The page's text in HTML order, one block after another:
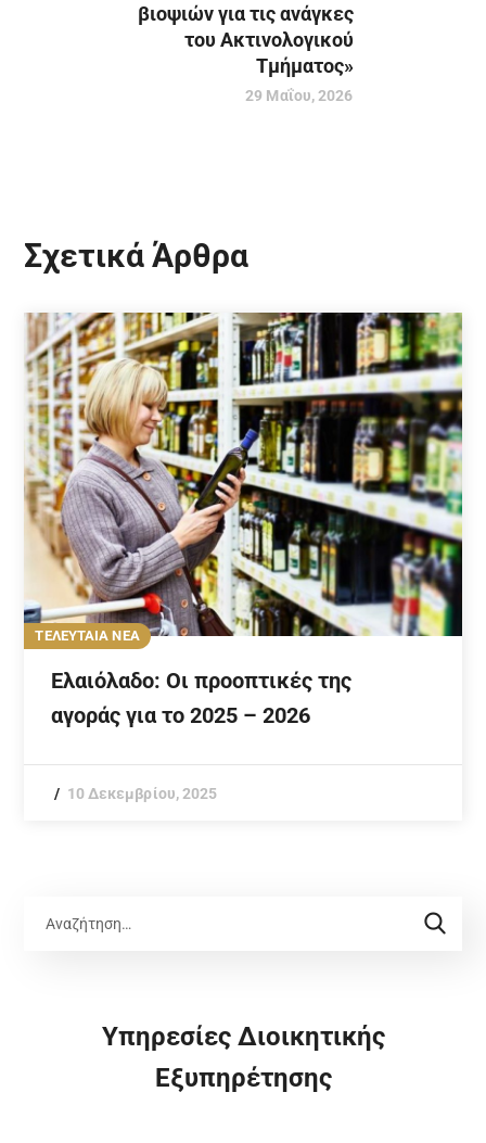
βιοψιών για τις ανάγκες
του Ακτινολογικού
Τμήματος»
29 Μαΐου, 2026
Σχετικά Άρθρα
ΤΕΛΕΥΤΑΙΑ ΝΕΑ
Ελαιόλαδο: Οι προοπτικές της
αγοράς για το 2025 – 2026
10 Δεκεμβρίου, 2025
Υπηρεσίες Διοικητικής
Εξυπηρέτησης